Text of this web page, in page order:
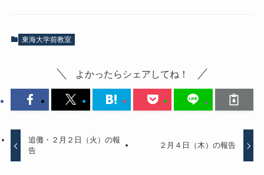
東海大学前教室
よかったらシェアしてね！
追儺・２月２日（火）の報
告
２月４日（木）の報告